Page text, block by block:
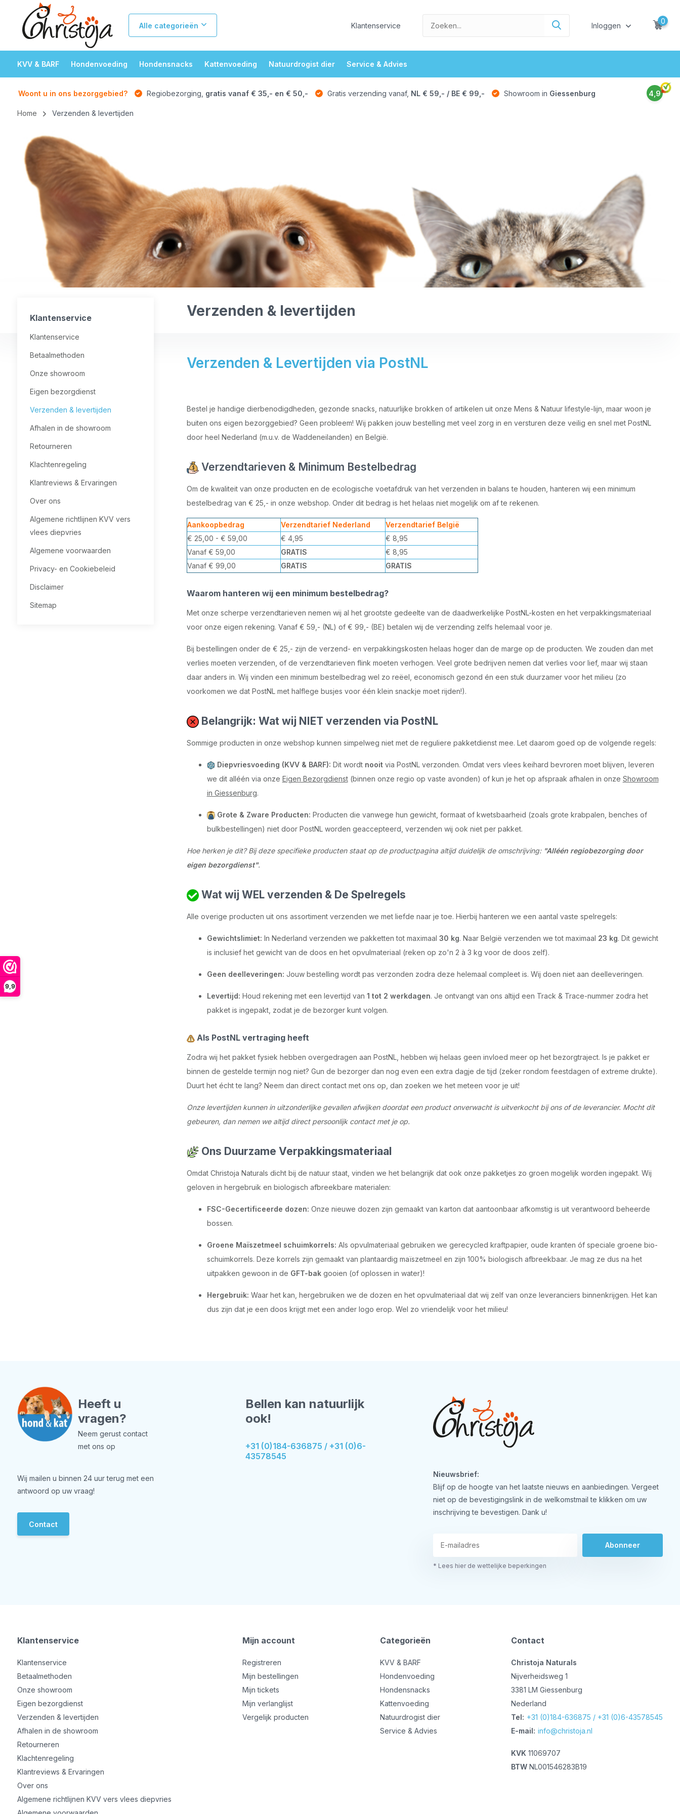
9,9
Alle categorieën Klantenservice Inloggen
0
KVV & BARF Hondenvoeding Hondensnacks Kattenvoeding Natuurdrogist dier Service & Advies
Woont u in ons bezorggebied? Regiobezorging, gratis vanaf € 35,- en € 50,- Gratis verzending vanaf, NL € 59,- / BE € 99,- Showroom in Giessenburg 4,9
Home Verzenden & levertijden
Klantenservice
Klantenservice
Betaalmethoden
Onze showroom
Eigen bezorgdienst
Verzenden & levertijden
Afhalen in de showroom
Retourneren
Klachtenregeling
Klantreviews & Ervaringen
Over ons
Algemene richtlijnen KVV vers
vlees diepvries
Algemene voorwaarden
Privacy- en Cookiebeleid
Disclaimer
Sitemap
Verzenden & levertijden
Verzenden & Levertijden via PostNL
Bestel je handige dierbenodigdheden, gezonde snacks, natuurlijke brokken of artikelen uit onze Mens & Natuur lifestyle-lijn, maar woon je
buiten ons eigen bezorggebied? Geen probleem! Wij pakken jouw bestelling met veel zorg in en versturen deze veilig en snel met PostNL
door heel Nederland (m.u.v. de Waddeneilanden) en België.
Verzendtarieven & Minimum Bestelbedrag
Om de kwaliteit van onze producten en de ecologische voetafdruk van het verzenden in balans te houden, hanteren wij een minimum
bestelbedrag van € 25,- in onze webshop. Onder dit bedrag is het helaas niet mogelijk om af te rekenen.
Aankoopbedrag Verzendtarief Nederland
Verzendtarief België
€ 25,00 - € 59,00
€ 4,95
€ 8,95
Vanaf € 59,00
GRATIS
€ 8,95
Vanaf € 99,00
GRATIS GRATIS
Waarom hanteren wij een minimum bestelbedrag?
Met onze scherpe verzendtarieven nemen wij al het grootste gedeelte van de daadwerkelijke PostNL-kosten en het verpakkingsmateriaal
voor onze eigen rekening. Vanaf € 59,- (NL) of € 99,- (BE) betalen wij de verzending zelfs helemaal voor je.
Bij bestellingen onder de € 25,- zijn de verzend- en verpakkingskosten helaas hoger dan de marge op de producten. We zouden dan met
verlies moeten verzenden, of de verzendtarieven flink moeten verhogen. Veel grote bedrijven nemen dat verlies voor lief, maar wij staan
daar anders in. Wij vinden een minimum bestelbedrag wel zo reëel, economisch gezond én een stuk duurzamer voor het milieu (zo
voorkomen we dat PostNL met halflege busjes voor één klein snackje moet rijden!).
Belangrijk: Wat wij NIET verzenden via PostNL
Sommige producten in onze webshop kunnen simpelweg niet met de reguliere pakketdienst mee. Let daarom goed op de volgende regels:
Diepvriesvoeding (KVV & BARF): Dit wordt nooitvia PostNL verzonden. Omdat vers vlees keihard bevroren moet blijven, leveren
we dit alléén via onze Eigen Bezorgdienst(binnen onze regio op vaste avonden) of kun je het op afspraak afhalen in onze Showroom
in Giessenburg.
Grote & Zware Producten: Producten die vanwege hun gewicht, formaat of kwetsbaarheid (zoals grote krabpalen, benches of
bulkbestellingen) niet door PostNL worden geaccepteerd, verzenden wij ook niet per pakket.
Hoe herken je dit? Bij deze specifieke producten staat op de productpagina altijd duidelijk de omschrijving: "Alléén regiobezorging door
eigen bezorgdienst".
Wat wij WEL verzenden & De Spelregels
Alle overige producten uit ons assortiment verzenden we met liefde naar je toe. Hierbij hanteren we een aantal vaste spelregels:
Gewichtslimiet: In Nederland verzenden we pakketten tot maximaal 30 kg. Naar België verzenden we tot maximaal 23 kg. Dit gewicht
is inclusief het gewicht van de doos en het opvulmateriaal (reken op zo'n 2 à 3 kg voor de doos zelf).
Geen deelleveringen: Jouw bestelling wordt pas verzonden zodra deze helemaal compleet is. Wij doen niet aan deelleveringen.
Levertijd: Houd rekening met een levertijd van 1 tot 2 werkdagen. Je ontvangt van ons altijd een Track & Trace-nummer zodra het
pakket is ingepakt, zodat je de bezorger kunt volgen.
Als PostNL vertraging heeft
Zodra wij het pakket fysiek hebben overgedragen aan PostNL, hebben wij helaas geen invloed meer op het bezorgtraject. Is je pakket er
binnen de gestelde termijn nog niet? Gun de bezorger dan nog even een extra dagje de tijd (zeker rondom feestdagen of extreme drukte).
Duurt het écht te lang? Neem dan direct contact met ons op, dan zoeken we het meteen voor je uit!
Onze levertijden kunnen in uitzonderlijke gevallen afwijken doordat een product onverwacht is uitverkocht bij ons of de leverancier. Mocht dit
gebeuren, dan nemen we altijd direct persoonlijk contact met je op.
Ons Duurzame Verpakkingsmateriaal
Omdat Christoja Naturals dicht bij de natuur staat, vinden we het belangrijk dat ook onze pakketjes zo groen mogelijk worden ingepakt. Wij
geloven in hergebruik en biologisch afbreekbare materialen:
FSC-Gecertificeerde dozen: Onze nieuwe dozen zijn gemaakt van karton dat aantoonbaar afkomstig is uit verantwoord beheerde
bossen.
Groene Maïszetmeel schuimkorrels: Als opvulmateriaal gebruiken we gerecycled kraftpapier, oude kranten óf speciale groene bio-
schuimkorrels. Deze korrels zijn gemaakt van plantaardig maïszetmeel en zijn 100% biologisch afbreekbaar. Je mag ze dus na het
uitpakken gewoon in de GFT-bakgooien (of oplossen in water)!
Hergebruik: Waar het kan, hergebruiken we de dozen en het opvulmateriaal dat wij zelf van onze leveranciers binnenkrijgen. Het kan
dus zijn dat je een doos krijgt met een ander logo erop. Wel zo vriendelijk voor het milieu!
Heeft u
vragen?
Neem gerust contact
met ons op
Wij mailen u binnen 24 uur terug met een
antwoord op uw vraag!
Contact
Bellen kan natuurlijk
ook!
+31 (0)184-636875 / +31 (0)6-
43578545
Nieuwsbrief:
Blijf op de hoogte van het laatste nieuws en aanbiedingen. Vergeet
niet op de bevestigingslink in de welkomstmail te klikken om uw
inschrijving te bevestigen. Dank u!
Abonneer
* Lees hier de wettelijke beperkingen
Klantenservice
Klantenservice
Betaalmethoden
Onze showroom
Eigen bezorgdienst
Verzenden & levertijden
Afhalen in de showroom
Retourneren
Klachtenregeling
Klantreviews & Ervaringen
Over ons
Algemene richtlijnen KVV vers vlees diepvries
Mijn account
Registreren
Mijn bestellingen
Mijn tickets
Mijn verlanglijst
Vergelijk producten
Categorieën
KVV & BARF
Hondenvoeding
Hondensnacks
Kattenvoeding
Natuurdrogist dier
Service & Advies
Contact
Christoja Naturals
Nijverheidsweg 1
3381 LM Giessenburg
Nederland
Tel: +31 (0)184-636875 / +31 (0)6-43578545
E-mail: info@christoja.nl
KVK 11069707
BTW NL001546283B19